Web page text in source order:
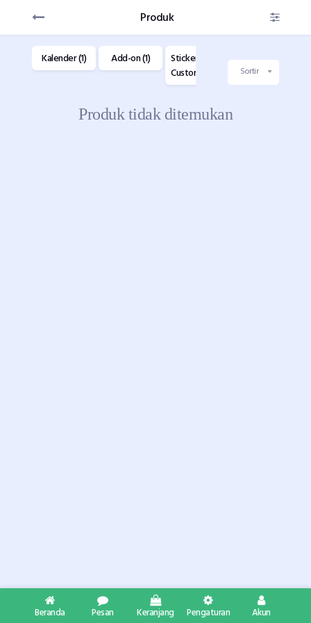
Produk
Kalender (1) Add-on (1)
Sticker
Custom (1)
(1)
Sortir
Produk tidak ditemukan
Beranda Pesan Keranjang Pengaturan Akun